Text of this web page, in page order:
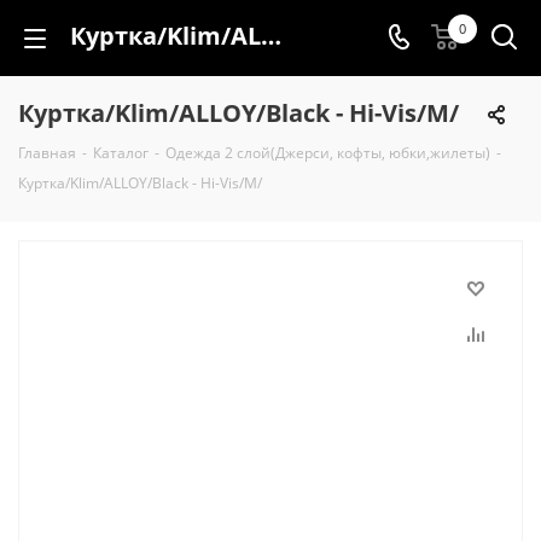
Куртка/Klim/ALLOY/Black - Hi-Vis/M/ 0
Куртка/Klim/ALLOY/Black - Hi-Vis/M/
Главная - Каталог - Одежда 2 слой(Джерси, кофты, юбки,жилеты) -
Куртка/Klim/ALLOY/Black - Hi-Vis/M/